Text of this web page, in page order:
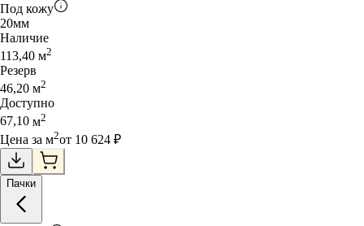
Под кожу
20мм
Наличие
113,40 м2
Резерв
46,20 м2
Доступно
67,10 м2
Цена за м2от 10 624 ₽
Пачки